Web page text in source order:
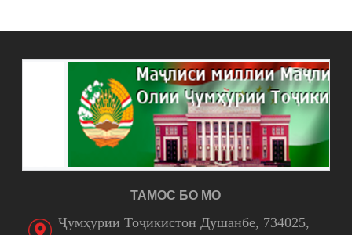
ТАМОС БО МО
Ҷумҳурии Тоҷикистон Душанбе, 734025,